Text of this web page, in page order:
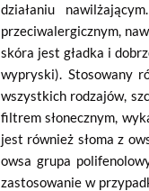
działaniu
przeciwalergicznym,
skóra jest gładka i
wypryski). Stosowany
wszystkich rodzajów,
filtrem słonecznym,
jest również słoma z
owsa grupa
zastosowanie w